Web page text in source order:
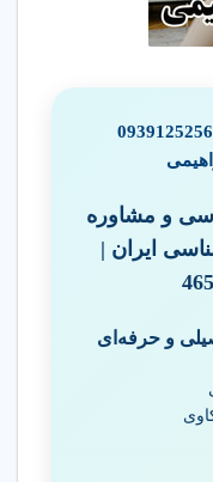
و مشاوره
ایران |
و حرفه‌ای